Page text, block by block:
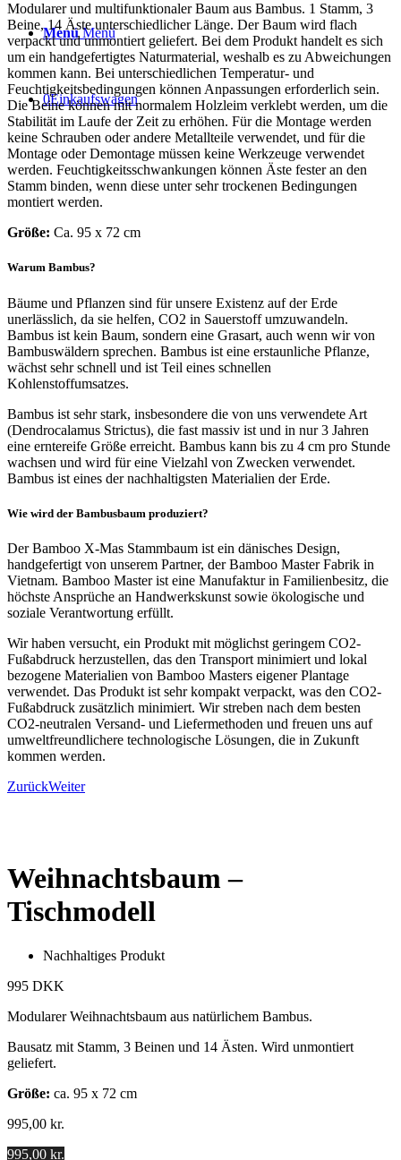
Menü Menü
0Einkaufswagen
Modularer und multifunktionaler Baum aus Bambus. 1 Stamm, 3
Beine, 14 Äste unterschiedlicher Länge. Der Baum wird flach
verpackt und unmontiert geliefert. Bei dem Produkt handelt es sich
um ein handgefertigtes Naturmaterial, weshalb es zu Abweichungen
kommen kann. Bei unterschiedlichen Temperatur- und
Feuchtigkeitsbedingungen können Anpassungen erforderlich sein.
Die Beine können mit normalem Holzleim verklebt werden, um die
Stabilität im Laufe der Zeit zu erhöhen. Für die Montage werden
keine Schrauben oder andere Metallteile verwendet, und für die
Montage oder Demontage müssen keine Werkzeuge verwendet
werden. Feuchtigkeitsschwankungen können Äste fester an den
Stamm binden, wenn diese unter sehr trockenen Bedingungen
montiert werden.
Größe: Ca. 95 x 72 cm
Warum Bambus?
Bäume und Pflanzen sind für unsere Existenz auf der Erde
unerlässlich, da sie helfen, CO2 in Sauerstoff umzuwandeln.
Bambus ist kein Baum, sondern eine Grasart, auch wenn wir von
Bambuswäldern sprechen. Bambus ist eine erstaunliche Pflanze,
wächst sehr schnell und ist Teil eines schnellen
Kohlenstoffumsatzes.
Bambus ist sehr stark, insbesondere die von uns verwendete Art
(Dendrocalamus Strictus), die fast massiv ist und in nur 3 Jahren
eine erntereife Größe erreicht. Bambus kann bis zu 4 cm pro Stunde
wachsen und wird für eine Vielzahl von Zwecken verwendet.
Bambus ist eines der nachhaltigsten Materialien der Erde.
Wie wird der Bambusbaum produziert?
Der Bamboo X-Mas Stammbaum ist ein dänisches Design,
handgefertigt von unserem Partner, der Bamboo Master Fabrik in
Vietnam. Bamboo Master ist eine Manufaktur in Familienbesitz, die
höchste Ansprüche an Handwerkskunst sowie ökologische und
soziale Verantwortung erfüllt.
Wir haben versucht, ein Produkt mit möglichst geringem CO2-
Fußabdruck herzustellen, das den Transport minimiert und lokal
bezogene Materialien von Bamboo Masters eigener Plantage
verwendet. Das Produkt ist sehr kompakt verpackt, was den CO2-
Fußabdruck zusätzlich minimiert. Wir streben nach dem besten
CO2-neutralen Versand- und Liefermethoden und freuen uns auf
umweltfreundlichere technologische Lösungen, die in Zukunft
kommen werden.
ZurückWeiter
Weihnachtsbaum –
Tischmodell
Nachhaltiges Produkt
995 DKK
Modularer Weihnachtsbaum aus natürlichem Bambus.
Bausatz mit Stamm, 3 Beinen und 14 Ästen. Wird unmontiert
geliefert.
Größe: ca. 95 x 72 cm
995,00 kr.
995,00 kr.